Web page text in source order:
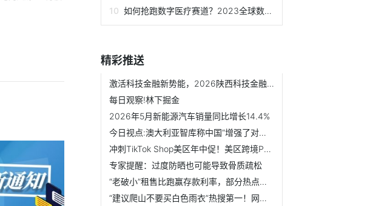
如何抢跑数字医疗赛道？2023全球数字医疗创新生态峰会（中国...
精彩推送
激活科技金融新势能，2026陕西科技金融发展大会启幕在即
每日观察!林下掘金
2026年5月新能源汽车销量同比增长14.4%
今日视点:澳大利亚智库称中国“增强了对澳打击能力”，外交部...
冲刺TikTok Shop美区年中促！美区跨境POP商家大促备战自查清单出炉
专家提醒：过度防晒也可能导致骨质疏松
“老破小”租售比跑赢存款利率，部分热点城市二手房成交活跃
“建议爬山不要买白色雨衣”热搜第一！网友：还好，我甚至都...